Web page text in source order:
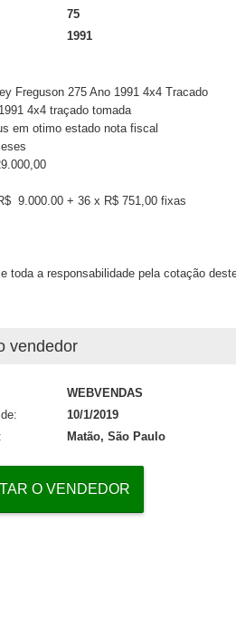
75
1991
Freguson 275 Ano 1991 4x4 Tracado
4x4 traçado tomada
em otimo estado nota fiscal
9.000.00 + 36 x R$ 751,00 fixas
toda a responsabilidade pela cotação
vendedor
WEBVENDAS
10/1/2019
Matão, São Paulo
O VENDEDOR